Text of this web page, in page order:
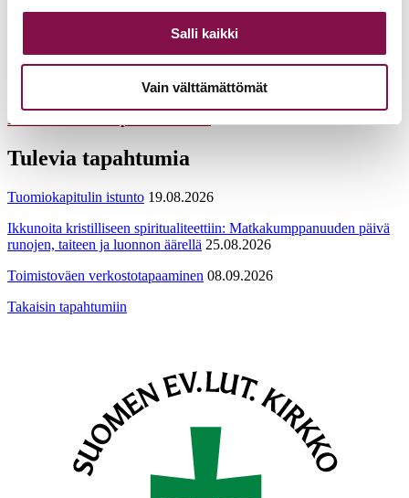
Salli kaikki
Vain välttämättömät
verkkostartteihin Yhteisvastuunverkkosivuilla
Tulostettava ohjelma:
YV-startit. Tampereen hpk 30.-31.10.2023,
Ilmoittautumisten peruutusehdot
Tulevia tapahtumia
Tuomiokapitulin istunto 19.08.2026
Ikkunoita kristilliseen spiritualiteettiin: Matkakumppanuuden päivä
runojen, taiteen ja luonnon äärellä 25.08.2026
Toimistoväen verkostotapaaminen 08.09.2026
Takaisin tapahtumiin